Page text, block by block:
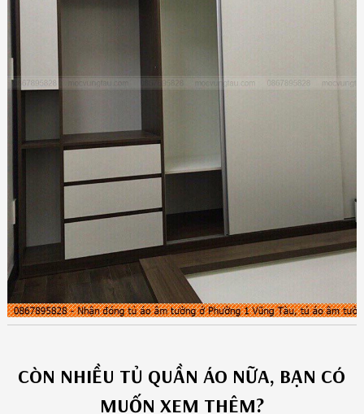
CÒN NHIỀU TỦ QUẦN ÁO NỮA, BẠN CÓ
MUỐN XEM THÊM?